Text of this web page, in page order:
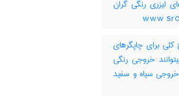
لیزری رنگی گران
برای چاپگرهای
خروجی رنگی
خروجی سیاه و سفید